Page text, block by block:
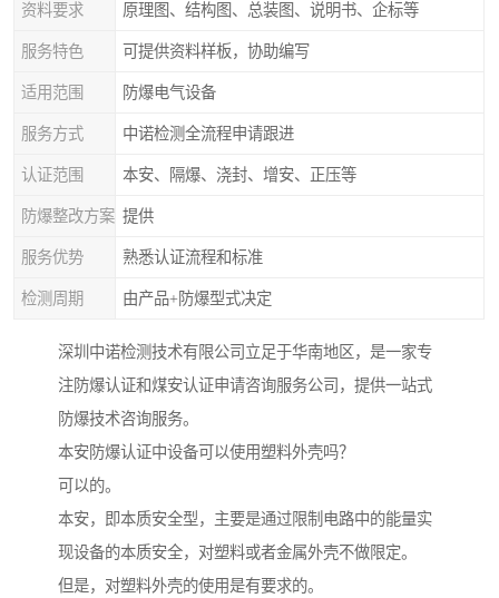
资料要求 原理图、结构图、总装图、说明书、企标等
服务特色 可提供资料样板，协助编写
适用范围 防爆电气设备
服务方式 中诺检测全流程申请跟进
认证范围 本安、隔爆、浇封、增安、正压等
防爆整改方案 提供
服务优势 熟悉认证流程和标准
检测周期 由产品+防爆型式决定
深圳中诺检测技术有限公司立足于华南地区，是一家专
注防爆认证和煤安认证申请咨询服务公司，提供一站式
防爆技术咨询服务。
本安防爆认证中设备可以使用塑料外壳吗？
可以的。
本安，即本质安全型，主要是通过限制电路中的能量实
现设备的本质安全，对塑料或者金属外壳不做限定。
但是，对塑料外壳的使用是有要求的。